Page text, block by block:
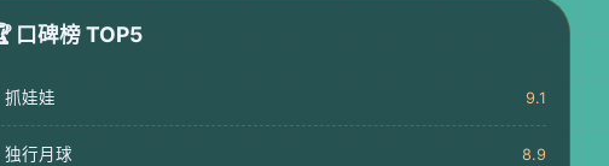
口碑榜 TOP5
抓娃娃 9.1
独行月球 8.9